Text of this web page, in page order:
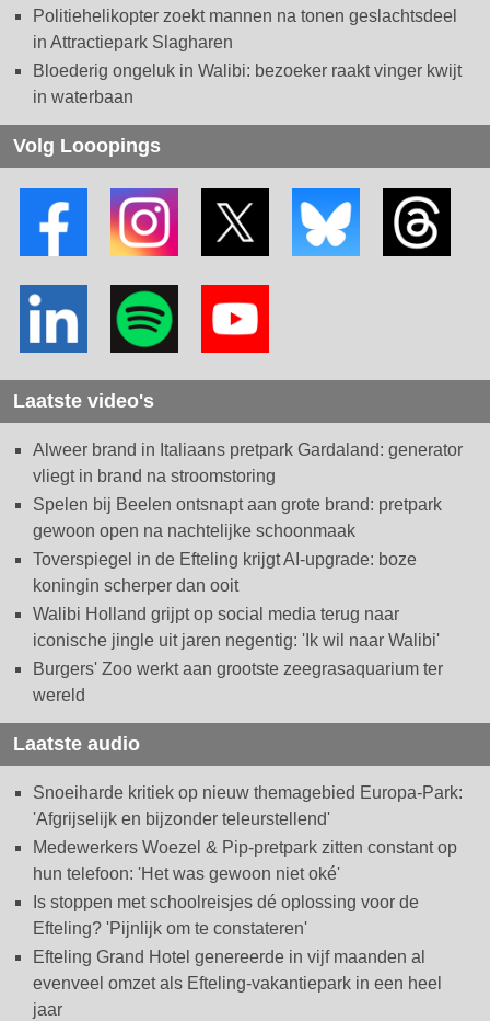
Politiehelikopter zoekt mannen na tonen geslachtsdeel
in Attractiepark Slagharen
Bloederig ongeluk in Walibi: bezoeker raakt vinger kwijt
in waterbaan
Volg Looopings
Laatste video's
Alweer brand in Italiaans pretpark Gardaland: generator
vliegt in brand na stroomstoring
Spelen bij Beelen ontsnapt aan grote brand: pretpark
gewoon open na nachtelijke schoonmaak
Toverspiegel in de Efteling krijgt AI-upgrade: boze
koningin scherper dan ooit
Walibi Holland grijpt op social media terug naar
iconische jingle uit jaren negentig: 'Ik wil naar Walibi'
Burgers' Zoo werkt aan grootste zeegrasaquarium ter
wereld
Laatste audio
Snoeiharde kritiek op nieuw themagebied Europa-Park:
'Afgrijselijk en bijzonder teleurstellend'
Medewerkers Woezel & Pip-pretpark zitten constant op
hun telefoon: 'Het was gewoon niet oké'
Is stoppen met schoolreisjes dé oplossing voor de
Efteling? 'Pijnlijk om te constateren'
Efteling Grand Hotel genereerde in vijf maanden al
evenveel omzet als Efteling-vakantiepark in een heel
jaar